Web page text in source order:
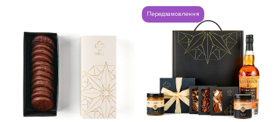
Передзамовлення